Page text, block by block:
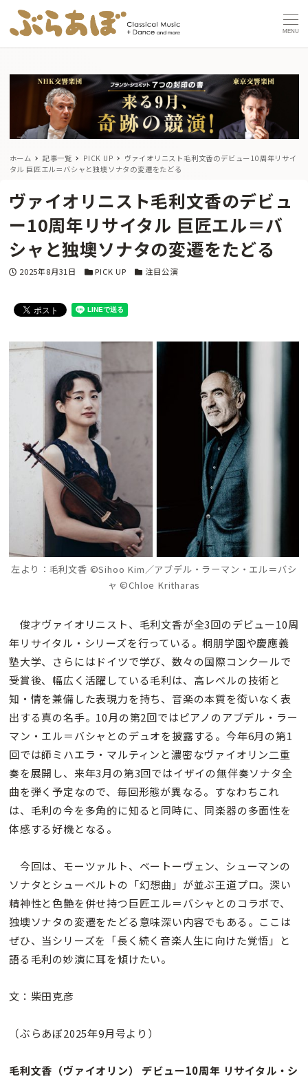
MENU
ホーム 記事一覧 PICK UP
ヴァイオリニスト毛利文香のデビュー10周年リサイ
タル 巨匠エル＝バシャと独墺ソナタの変遷をたどる
ヴァイオリニスト毛利文香のデビュ
ー10周年リサイタル 巨匠エル＝バ
シャと独墺ソナタの変遷をたどる
投稿日
2025年8月31日 カテゴリー
PICK UP カテゴリー
注目公演
左より：毛利文香 ©Sihoo Kim／アブデル・ラーマン・エル＝バシ
ャ ©Chloe Kritharas
俊才ヴァイオリニスト、毛利文香が全3回のデビュー10周
年リサイタル・シリーズを行っている。桐朋学園や慶應義
塾大学、さらにはドイツで学び、数々の国際コンクールで
受賞後、幅広く活躍している毛利は、高レベルの技術と
知・情を兼備した表現力を持ち、音楽の本質を衒いなく表
出する真の名手。10月の第2回ではピアノのアブデル・ラー
マン・エル＝バシャとのデュオを披露する。今年6月の第1
回では師ミハエラ・マルティンと濃密なヴァイオリン二重
奏を展開し、来年3月の第3回ではイザイの無伴奏ソナタ全
曲を弾く予定なので、毎回形態が異なる。すなわちこれ
は、毛利の今を多角的に知ると同時に、同楽器の多面性を
体感する好機となる。
今回は、モーツァルト、ベートーヴェン、シューマンの
ソナタとシューベルトの「幻想曲」が並ぶ王道プロ。深い
精神性と色艶を併せ持つ巨匠エル＝バシャとのコラボで、
独墺ソナタの変遷をたどる意味深い内容でもある。ここは
ぜひ、当シリーズを「長く続く音楽人生に向けた覚悟」と
語る毛利の妙演に耳を傾けたい。
文：柴田克彦
（ぶらあぼ2025年9月号より）
毛利文香（ヴァイオリン） デビュー10周年 リサイタル・シ